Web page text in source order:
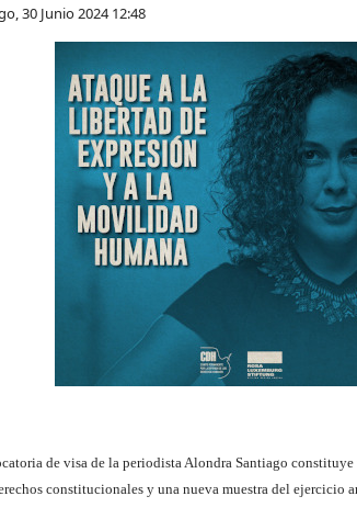
30 Junio 2024 12:48
de visa de la periodista Alondra Santiago
constitucionales y una nueva muestra del ejercicio